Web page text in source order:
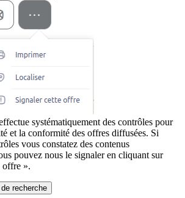
systématiquement des contrôles pour
et la conformité des offres diffusées. Si
vous constatez des contenus
pouvez nous le signaler en cliquant sur
offre ».
recherche